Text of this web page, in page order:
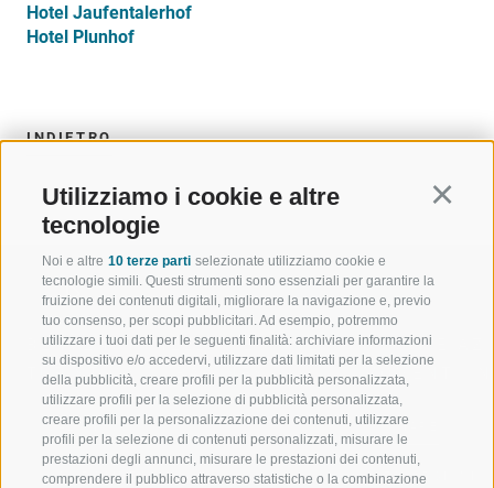
Utilizziamo i cookie e altre
tecnologie
Noi e altre 10 terze parti selezionate utilizziamo cookie e
tecnologie simili. Questi strumenti sono essenziali per garantire la
fruizione dei contenuti digitali, migliorare la navigazione e, previo
tuo consenso, per scopi pubblicitari. Ad esempio, potremmo
utilizzare i tuoi dati per le seguenti finalità: archiviare informazioni
su dispositivo e/o accedervi, utilizzare dati limitati per la selezione
della pubblicità, creare profili per la pubblicità personalizzata,
utilizzare profili per la selezione di pubblicità personalizzata,
creare profili per la personalizzazione dei contenuti, utilizzare
profili per la selezione di contenuti personalizzati, misurare le
prestazioni degli annunci, misurare le prestazioni dei contenuti,
comprendere il pubblico attraverso statistiche o la combinazione
Hotel Jaufentalerhof
Hotel Plunhof
INDIETRO
BENVENUTI NELLA REGIONE
TURISTICA DI RACINES
VAL GIOVO
VAL RACINES
SPORT E
MOMENTI
SCIARE
ESCURSIONI